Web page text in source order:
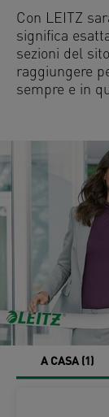
Con LEITZ
significa
sezioni del
raggiungere
sempre e in
/
A CASA (1)